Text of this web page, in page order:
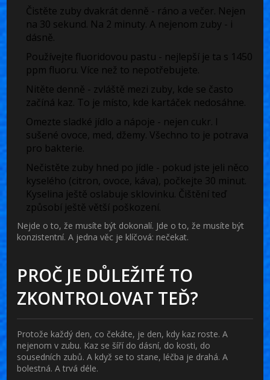
Čistěte zuby dvakrát denně - ráno a večer. Nejen
na 30 sekund. Na 2 minuty. A nejenom zuby - i
dásně.
Používejte fluoridovou pastu - nejlepší je ta s 1450
ppm fluoru. Více než to nepotřebujete.
Nitěte denně - zvláště mezi zuby, kde se často
začíná kaz. To je místo, kde kartáček nedosáhne.
Omezte sladké jídlo a nápoje - nejen cukr. I
sušené ovoce, med, džemy. Všechno to je potrava
pro bakterie.
Nečistěte zuby hned po jídle - pokud jste jeli něco
kyselého (citron, ovoce, káva), počkejte 30 minut.
Kyselina ještě oslabuje sklovinku. Čištění teď
způsobí ještě větší poškození.
Nejde o to, že musíte být dokonalí. Jde o to, že musíte být
konzistentní. A jedna věc je klíčová: nečekat.
PROČ JE DŮLEŽITÉ TO
ZKONTROLOVAT TEĎ?
Protože každý den, co čekáte, je den, kdy kaz roste. A
nejenom v zubu. Kaz se šíří do dásní, do kosti, do
sousedních zubů. A když se to stane, léčba je drahá. A
bolestná. A trvá déle.